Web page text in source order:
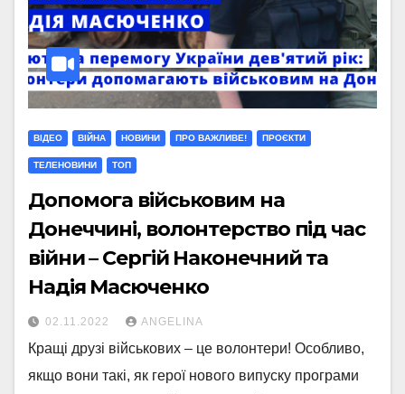
ВІДЕО ВІЙНА НОВИНИ ПРО ВАЖЛИВЕ! ПРОЄКТИ
ТЕЛЕНОВИНИ ТОП
Допомога військовим на
Донеччині, волонтерство під час
війни – Сергій Наконечний та
Надія Масюченко
02.11.2022 ANGELINA
Кращі друзі військових – це волонтери! Особливо,
якщо вони такі, як герої нового випуску програми